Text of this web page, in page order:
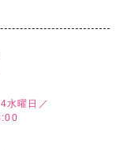
水曜日／